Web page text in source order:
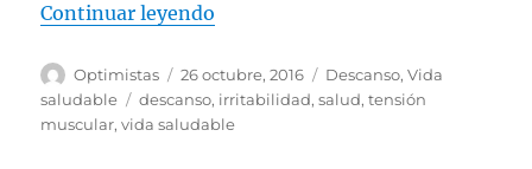
Continuar leyendo
Autor
Optimistas
Publicado
el
26 octubre, 2016 Categorías
Descanso,Vida
saludable
Etiquetas
descanso, irritabilidad,salud,tensión
muscular,vida saludable